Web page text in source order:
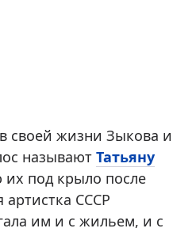
своей жизни Зыкова и
называют Татьяну
под крыло после
артистка СССР
им и с жильем, и с